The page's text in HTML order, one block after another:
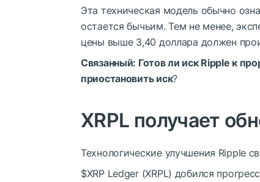
Эта техническая модель обычно
остается бычьим. Тем не менее,
цены выше 3,40 доллара должен
Связанный: Готов ли иск Ripple к
приостановить иск?
XRPL получает
Технологические улучшения Ripple
$XRPLedger (XRPL) добился